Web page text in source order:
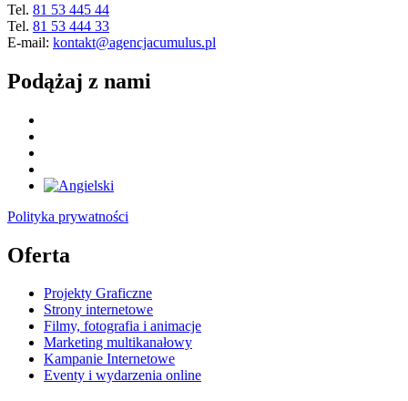
Tel. 81 53 445 44
Tel. 81 53 444 33
E-mail: kontakt@agencjacumulus.pl
Podążaj z nami
Polityka prywatności
Oferta
Projekty Graficzne
Strony internetowe
Filmy, fotografia i animacje
Marketing multikanałowy
Kampanie Internetowe
Eventy i wydarzenia online